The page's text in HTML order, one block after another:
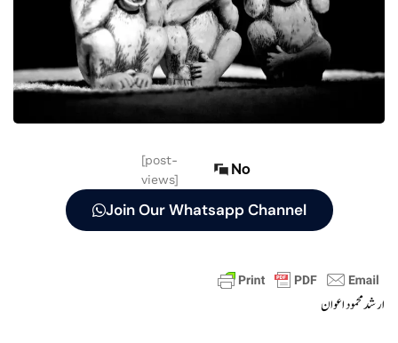
[post-
views]
No
Join Our Whatsapp Channel
ارشد محمود اعوان